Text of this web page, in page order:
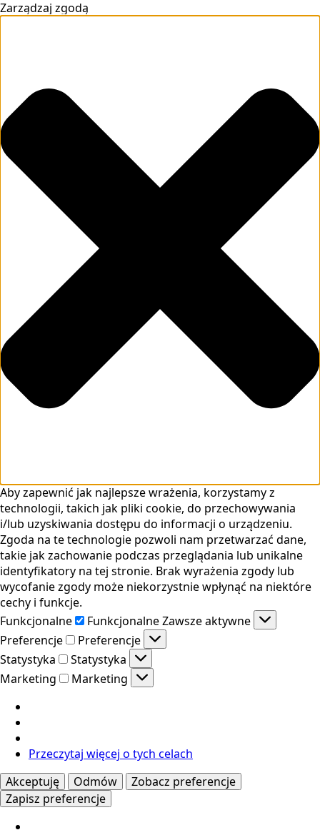
Zarządzaj zgodą
Aby zapewnić jak najlepsze wrażenia, korzystamy z
technologii, takich jak pliki cookie, do przechowywania
i/lub uzyskiwania dostępu do informacji o urządzeniu.
Zgoda na te technologie pozwoli nam przetwarzać dane,
takie jak zachowanie podczas przeglądania lub unikalne
identyfikatory na tej stronie. Brak wyrażenia zgody lub
wycofanie zgody może niekorzystnie wpłynąć na niektóre
cechy i funkcje.
Funkcjonalne
FunkcjonalneZawsze aktywne
Preferencje
Preferencje
Statystyka
Statystyka
Marketing
Marketing
Przeczytaj więcej o tych celach
Akceptuję
Odmów
Zobacz preferencje
Zapisz preferencje